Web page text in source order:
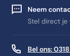
Neem
Stel direct je
Bel ons: